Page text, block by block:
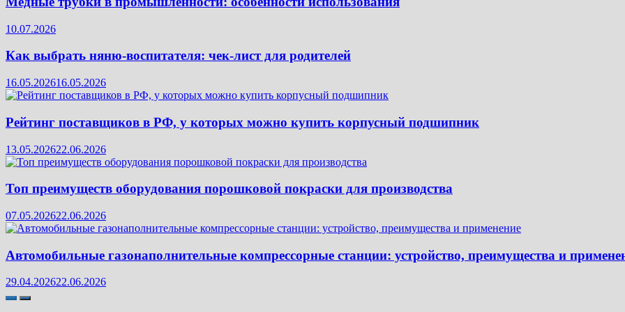
10.07.2026
Как выбрать няню-воспитателя: чек‑лист для родителей
16.05.202616.05.2026
Рейтинг поставщиков в РФ, у которых можно купить корпусный подшипник
13.05.202622.06.2026
Топ преимуществ оборудования порошковой покраски для производства
07.05.202622.06.2026
Автомобильные газонаполнительные компрессорные станции: устройство, преимущества и
29.04.202622.06.2026